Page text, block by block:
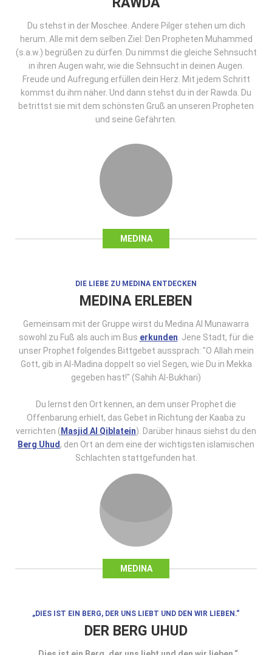
MEDINA
Du stehst in der Moschee. Andere Pilger stehen um dich
herum. Alle mit dem selben Ziel: Den Propheten Muhammed
(s.a.w.) begrüßen zu dürfen. Du nimmst die gleiche Sehnsucht
in ihren Augen wahr, wie die Sehnsucht in deinen Augen.
Freude und Aufregung erfüllen dein Herz. Mit jedem Schritt
kommst du ihm näher. Und dann stehst du in der Rawda. Du
betrittst sie mit dem schönsten Gruß an unseren Propheten
und seine Gefährten.
MEDINA
DIE LIEBE ZU MEDINA ENTDECKEN
MEDINA ERLEBEN
Gemeinsam mit der Gruppe wirst du Medina Al Munawarra
sowohl zu Fuß als auch im Bus erkunden. Jene Stadt, für die
unser Prophet folgendes Bittgebet aussprach: "O Allah mein
Gott, gib in Al-Madina doppelt so viel Segen, wie Du in Mekka
gegeben hast!" (Sahih Al-Bukhari)
Du lernst den Ort kennen, an dem unser Prophet die
Offenbarung erhielt, das Gebet in Richtung der Kaaba zu
verrichten ( Masjid Al Qiblatein). Darüber hinaus siehst du den
Berg Uhud, den Ort an dem eine der wichtigsten islamischen
Schlachten stattgefunden hat.
„DIES IST EIN BERG, DER UNS LIEBT UND DEN WIR LIEBEN.“
DER BERG UHUD